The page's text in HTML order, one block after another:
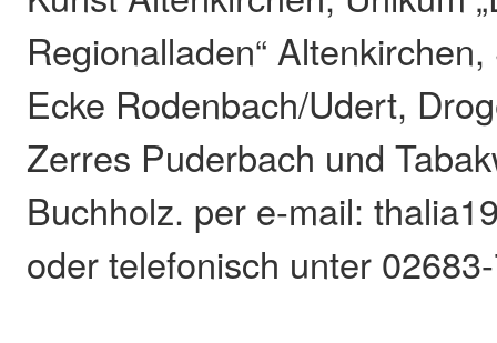
Regionalladen“
Ecke Rodenbach/Udert,
Zerres Puderbach und
Buchholz. per e-mail:
oder telefonisch unter